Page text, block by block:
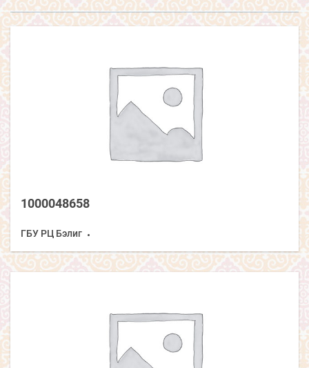
1000048658
ГБУ РЦ Бэлиг